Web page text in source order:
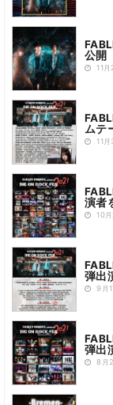
公開
11
ムテ
11
演者
10
弾出
9月
弾出
8月